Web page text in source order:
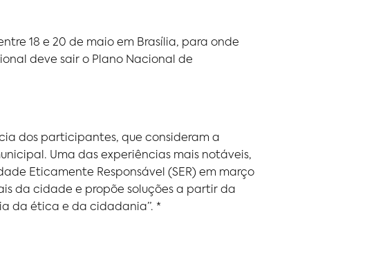
18 e 20 de maio em Brasília, para onde
deve sair o Plano Nacional de
dos participantes, que consideram a
Uma das experiências mais notáveis,
Eticamente Responsável (SER) em março
da cidade e propõe soluções a partir da
da ética e da cidadania”. *